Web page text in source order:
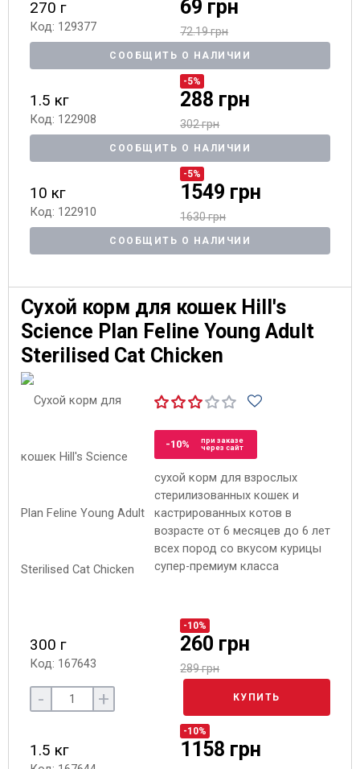
270 г
Код: 129377
69 грн
72.19 грн
СООБЩИТЬ О НАЛИЧИИ
1.5 кг
Код: 122908
-5%
288 грн
302 грн
СООБЩИТЬ О НАЛИЧИИ
10 кг
Код: 122910
-5%
1549 грн
1630 грн
СООБЩИТЬ О НАЛИЧИИ
Сухой корм для кошек Hill's
Science Plan Feline Young Adult
Sterilised Cat Chicken
-10%
при заказе
через сайт
сухой корм для взрослых
стерилизованных кошек и
кастрированных котов в
возрасте от 6 месяцев до 6 лет
всех пород со вкусом курицы
супер-премиум класса
300 г
Код: 167643
-10%
260 грн
289 грн
- + КУПИТЬ
1.5 кг
-10%
1158 грн